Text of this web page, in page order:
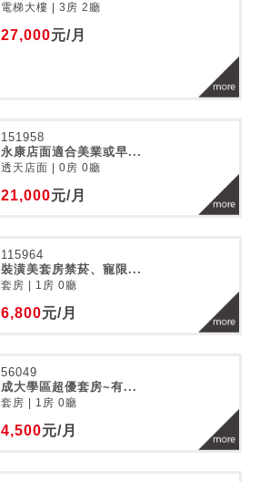
電梯大樓 | 3房 2廳
27,000元/月
151958
永康店面適合美業或早...
透天店面 | 0房 0廳
21,000元/月
115964
裝潢美套房禁菸、寵限...
套房 | 1房 0廳
6,800元/月
56049
成大學區超優套房~有...
套房 | 1房 0廳
4,500元/月